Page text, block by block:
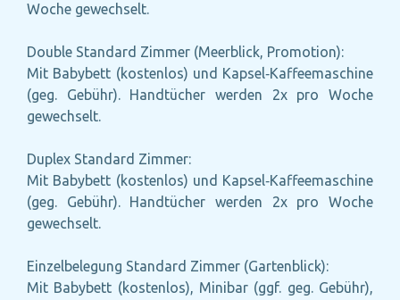
Woche gewechselt.
Double Standard Zimmer (Meerblick, Promotion):
Mit Babybett (kostenlos) und Kapsel‑Kaffeemaschine
(geg. Gebühr). Handtücher werden 2x pro Woche
gewechselt.
Duplex Standard Zimmer:
Mit Babybett (kostenlos) und Kapsel‑Kaffeemaschine
(geg. Gebühr). Handtücher werden 2x pro Woche
gewechselt.
Einzelbelegung Standard Zimmer (Gartenblick):
Mit Babybett (kostenlos), Minibar (ggf. geg. Gebühr),